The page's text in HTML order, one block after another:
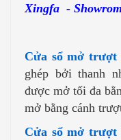
Xingfa -
Cửa sổ mở trượt
ghép bởi thanh
được mở tối đa
mở bằng cánh
Cửa sổ mở trượt